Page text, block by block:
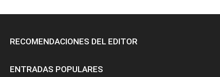
RECOMENDACIONES DEL EDITOR
ENTRADAS POPULARES